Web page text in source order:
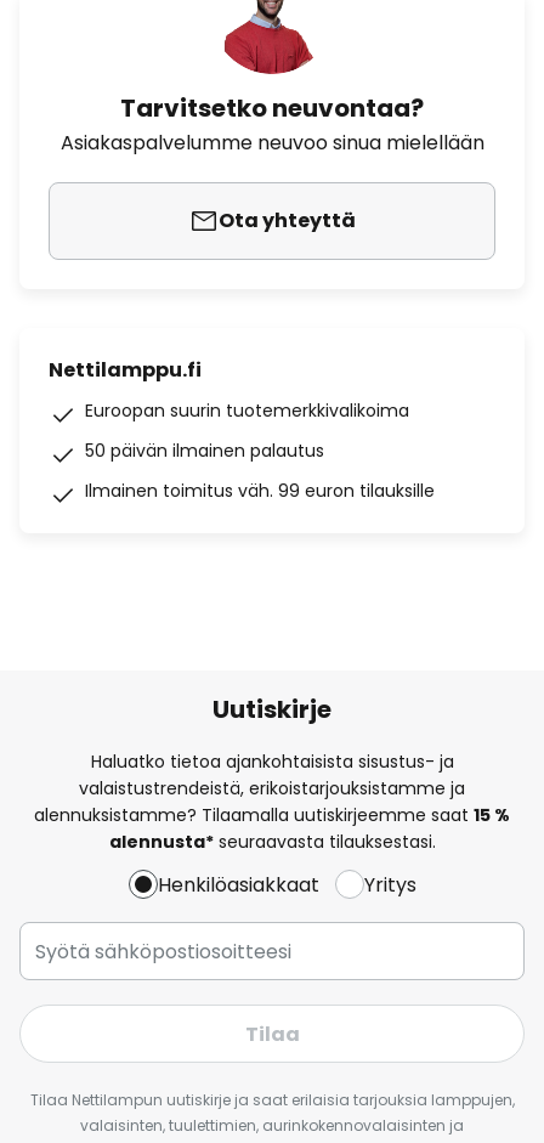
Tarvitsetko neuvontaa?
Asiakaspalvelumme neuvoo sinua mielellään
Ota yhteyttä
Nettilamppu.fi
Euroopan suurin tuotemerkkivalikoima
50 päivän ilmainen palautus
Ilmainen toimitus väh. 99 euron tilauksille
Uutiskirje
Haluatko tietoa ajankohtaisista sisustus- ja
valaistustrendeistä, erikoistarjouksistamme ja
alennuksistamme? Tilaamalla uutiskirjeemme saat 15 %
alennusta*seuraavasta tilauksestasi.
Henkilöasiakkaat Yritys
Tilaa
Tilaa Nettilampun uutiskirje ja saat erilaisia tarjouksia lamppujen,
valaisinten, tuulettimien, aurinkokennovalaisinten ja